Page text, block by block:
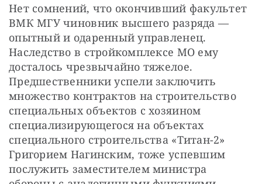
Нет сомнений, что окончивший факультет
ВМК МГУ чиновник высшего разряда —
опытный и одаренный управленец.
Наследство в стройкомплексе МО ему
досталось чрезвычайно тяжелое.
Предшественники успели заключить
множество контрактов на строительство
специальных объектов с хозяином
специализирующегося на объектах
специального строительства «Титан-2»
Григорием Нагинским, тоже успевшим
послужить заместителем министра